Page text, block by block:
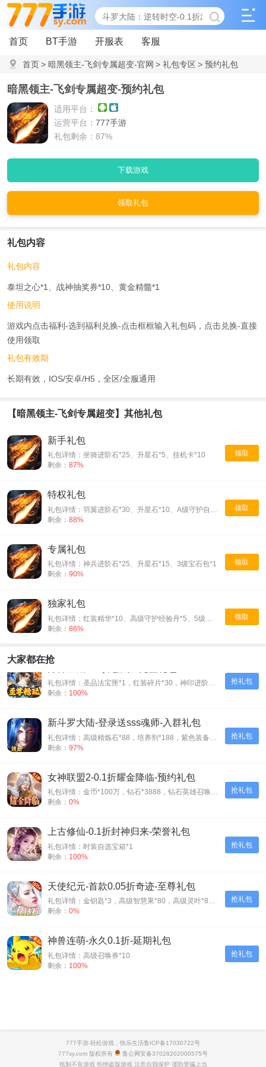
首页 BT手游 开服表 客服
首页> 暗黑领主-飞剑专属超变-官网 > 礼包专区 > 预约礼包
暗黑领主-飞剑专属超变-预约礼包
适用平台：
运营平台： 777手游
礼包剩余：87%
下载游戏
领取礼包
礼包内容
礼包内容
泰坦之心*1、战神抽奖券*10、黄金精髓*1
使用说明
游戏内点击福利-选到福利兑换-点击框框输入礼包码，点击兑换-直接
使用领取
礼包有效期
长期有效，IOS/安卓/H5，全区/全服通用
【暗黑领主-飞剑专属超变】其他礼包
领取
新手礼包
礼包详情：坐骑进阶石*25、升星石*5、挂机卡*10
剩余： 87%
领取
特权礼包
剩余： 88%
领取
专属礼包
礼包详情：神兵进阶石*25、升星石*15、3级宝石包*1
剩余： 90%
领取
独家礼包
剩余： 86%
大家都在抢
抢礼包
礼包详情：圣品法宝匣*1，红装碎片*30，神印进阶石*30
剩余： 100%
抢礼包
新斗罗大陆-登录送sss魂师-入群礼包
剩余： 97%
抢礼包
女神联盟2-0.1折耀金降临-预约礼包
礼包详情：金币*100万，钻石*3888，钻石英雄召唤券*5
剩余： 0%
抢礼包
上古修仙-0.1折封神归来-荣誉礼包
礼包详情：时装自选宝箱*1
剩余： 100%
抢礼包
天使纪元-首款0.05折奇迹-至尊礼包
礼包详情：金钥匙*3，高级智慧果*80，高级灵叶*80，高级神源*80
剩余： 0%
抢礼包
神兽连萌-永久0.1折-延期礼包
礼包详情：高级召唤券*10
剩余： 100%
777手游-轻松游戏，快乐生活鲁ICP备17030722号
777sy.com 版权所有
鲁公网安备37028202000575号
抵制不良游戏 拒绝盗版游戏 注意自我保护 谨防受骗上当